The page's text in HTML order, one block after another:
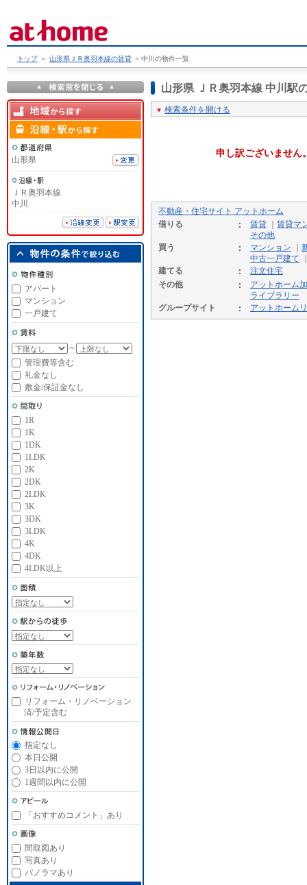
トップ ＞ 山形県ＪＲ奥羽本線の賃貸 ＞ 中川の物件一覧
山形県 ＪＲ奥羽本線 中川駅
検索条件を開ける
申し訳ございません
不動産・住宅サイト アットホーム
借りる
賃貸
賃貸マ
その他
買う
マンション
中古一戸建て
建てる
注文住宅
その他
アットホーム
ライブラリー
グループサイト
アットホーム
山形県
ＪＲ奥羽本線
中川
アパート
マンション
一戸建て
～
管理費等含む
礼金なし
敷金/保証金なし
1R
1K
1DK
1LDK
2K
2DK
2LDK
3K
3DK
3LDK
4K
4DK
4LDK以上
リフォーム・リノベーション
済/予定含む
指定なし
本日公開
3日以内に公開
1週間以内に公開
「おすすめコメント」あり
間取図あり
写真あり
パノラマあり